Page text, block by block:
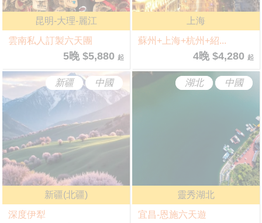
昆明-大理-麗江
雲南私人訂製六天團
5晚 $5,880 起
上海
蘇州+上海+杭州+紹...
4晚 $4,280 起
新疆 中國
新疆(北疆)
深度伊犁
湖北 中國
靈秀湖北
宜昌-恩施六天遊